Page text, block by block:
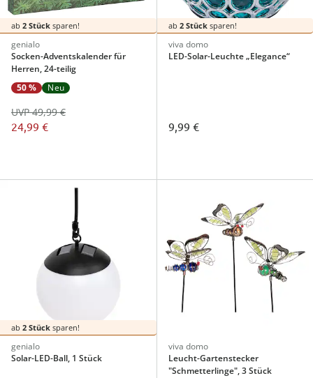
ab 2 Stück sparen!
genialo
Socken-Adventskalender für
Herren, 24-teilig
50 %
Neu
24,99 €
UVP 49,99 €
ab 2 Stücksparen!
viva domo
LED-Solar-Leuchte „Elegance“
9,99 €
ab 2 Stück sparen!
genialo
Solar-LED-Ball, 1 Stück
viva domo
Leucht-Gartenstecker
"Schmetterlinge", 3 Stück